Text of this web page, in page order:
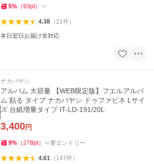
5% （93pt）
4.38（21件）
本日翌日お届け非対応
ナカバヤシ
アルバム 大容量 【WEB限定版】フエルアルバ
ム 貼る タイプ ナカバヤシ ドゥファビネ Lサイ
ズ 台紙増量タイプ IT-LD-191/20L
3,400円
9% （278pt） 要エントリー
4.61（ 147件）